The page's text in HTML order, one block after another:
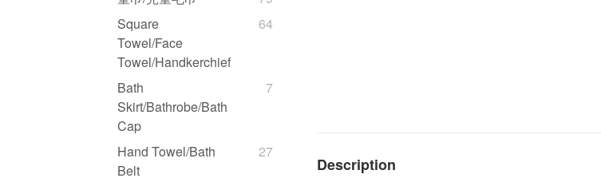
Square
Towel/Face
Towel/Handkerchief
64
Bath
Skirt/Bathrobe/Bath
Cap
7
Hand Towel/Bath
Belt
27
Description